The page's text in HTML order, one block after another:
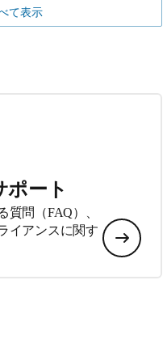
て表示
ポート
問（FAQ）、
イアンスに関す